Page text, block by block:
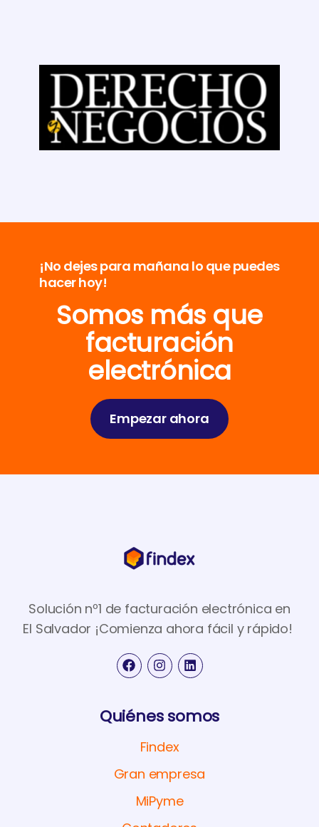
¡No dejes para mañana lo que puedes
hacer hoy!
Somos más que
facturación
electrónica
Empezar ahora
Solución nº1 de facturación electrónica en
El Salvador ¡Comienza ahora fácil y rápido!
Quiénes somos
Findex
Gran empresa
MiPyme